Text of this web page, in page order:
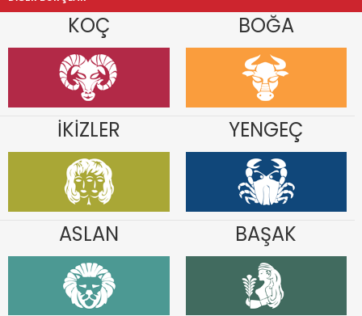
KOÇ BOĞA
İKİZLER YENGEÇ
ASLAN BAŞAK